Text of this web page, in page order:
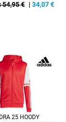
54,95 € | 34,07€
25 HOODY